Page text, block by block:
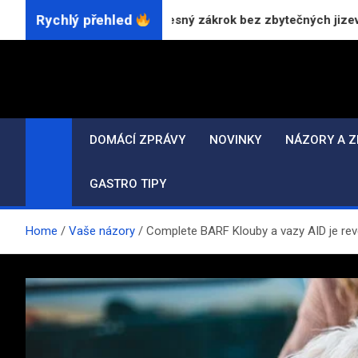
Rychlý přehled
laserem: Přesný zákrok bez zbytečných jizev
DOMÁCÍ ZPRÁVY
NOVINKY NÁZORY A
GASTRO TIPY
Home Vaše názory Complete BARF Klouby a vazy AID je